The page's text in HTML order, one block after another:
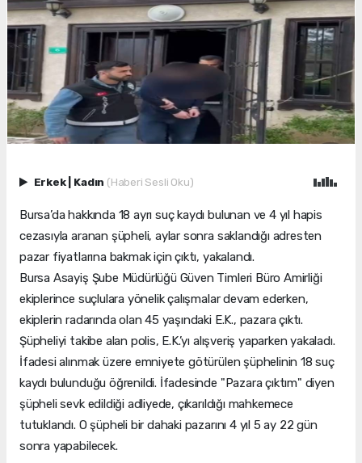
Erkek Kadın (Haberi Sesli Oku)
Bursa’da hakkında 18 ayrı suç kaydı bulunan ve 4 yıl hapis
cezasıyla aranan şüpheli, aylar sonra saklandığı adresten
pazar fiyatlarına bakmak için çıktı, yakalandı.
Bursa Asayiş Şube Müdürlüğü Güven Timleri Büro Amirliği
ekiplerince suçlulara yönelik çalışmalar devam ederken,
ekiplerin radarında olan 45 yaşındaki E.K., pazara çıktı.
Şüpheliyi takibe alan polis, E.K.’yı alışveriş yaparken yakaladı.
İfadesi alınmak üzere emniyete götürülen şüphelinin 18 suç
kaydı bulunduğu öğrenildi. İfadesinde "Pazara çıktım" diyen
şüpheli sevk edildiği adliyede, çıkarıldığı mahkemece
tutuklandı. O şüpheli bir dahaki pazarını 4 yıl 5 ay 22 gün
sonra yapabilecek.